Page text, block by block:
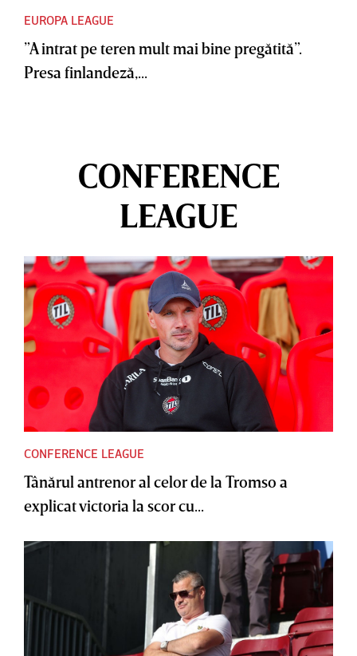
EUROPA LEAGUE
”A intrat pe teren mult mai bine pregătită”.
Presa finlandeză,...
CONFERENCE
LEAGUE
CONFERENCE LEAGUE
Tânărul antrenor al celor de la Tromso a
explicat victoria la scor cu...